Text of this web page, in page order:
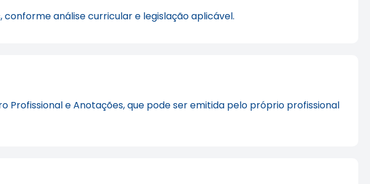
análise curricular e legislação aplicável.
e Anotações, que pode ser emitida pelo próprio profissional